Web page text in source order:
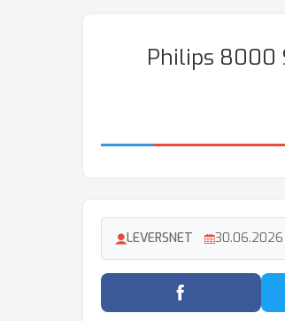
Philips 8000
LEVERSNET 30.06.2026
Facebook'ta